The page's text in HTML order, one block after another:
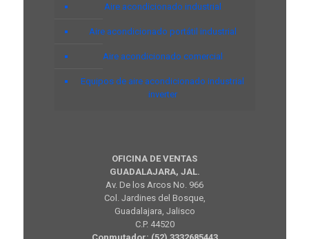
Aire acondicionado industrial
Aire acondicionado portátil industrial
Aire acondicionado comercial
Equipos de aire acondicionado industrial
inverter
OFICINA DE VENTAS
GUADALAJARA, JAL.
Av. De los Arcos No. 966
Col. Jardines del Bosque,
Guadalajara, Jalisco
C.P. 44520